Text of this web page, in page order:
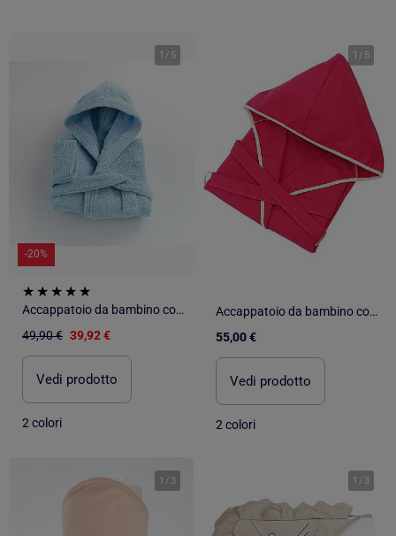
1 / 5
-20%
Accappatoio da bambino con cappuccio in spugna di cotone boucl? COCOON
49,90 € 39,92 €
Vedi prodotto
2 colori
1 / 5
Accappatoio da bambino con cappuccio in cotone a nido d'ape JADOO
55,00 €
Vedi prodotto
2 colori
1 / 3 1 / 3